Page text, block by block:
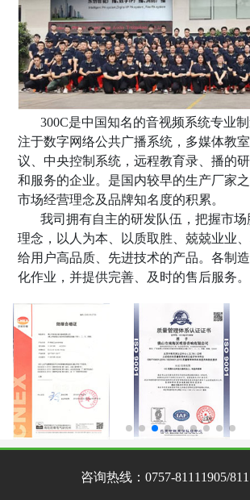
300C是中国知名的音视频系统专业制
注于数字网络公共广播系统，多媒体教
议、中央控制系统，远程教育录 、播的
和服务的企业。是国内较早的生产厂家
市场经营理念及品牌知名度的积累。
我司拥有自主的研发队伍，把握市
理念，以人为本、以质取胜、兢兢业业
给用户高品质、先进技术的产品。各制
化作业，并提供完善、及时的售后服务。
咨询热线： 0757-81111905/